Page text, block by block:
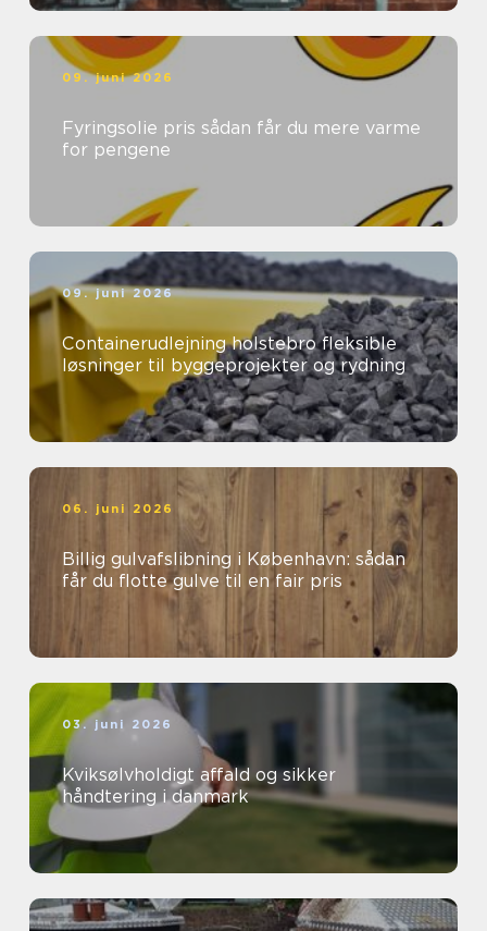
09. juni 2026
Fyringsolie pris sådan får du mere varme
for pengene
09. juni 2026
Containerudlejning holstebro fleksible
løsninger til byggeprojekter og rydning
06. juni 2026
Billig gulvafslibning i København: sådan
får du flotte gulve til en fair pris
03. juni 2026
Kviksølvholdigt affald og sikker
håndtering i danmark